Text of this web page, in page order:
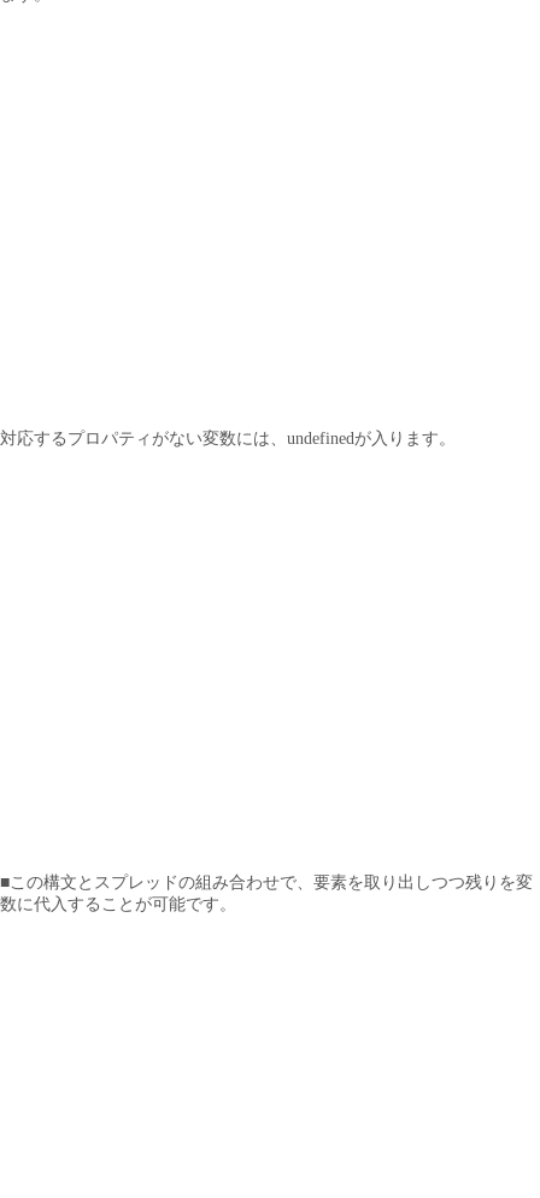
対応するプロパティがない変数には、undefinedが入ります。
■この構文とスプレッドの組み合わせで、要素を取り出しつつ残りを変
数に代入することが可能です。